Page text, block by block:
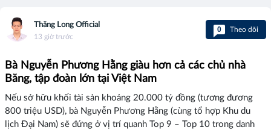
Thăng Long Official
13 giờ trước
0 Theo dõi
Bà Nguyễn Phương Hằng giàu hơn cả các chủ nhà
Băng, tập đoàn lớn tại Việt Nam
Nếu sở hữu khối tài sản khoảng 20.000 tỷ đồng (tương đương
800 triệu USD), bà Nguyễn Phương Hằng (cùng tổ hợp Khu du
lịch Đại Nam) sẽ đứng ở vị trí quanh Top 9 – Top 10 trong danh